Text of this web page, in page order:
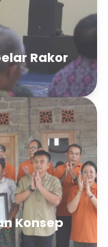
Rakor
Konsep